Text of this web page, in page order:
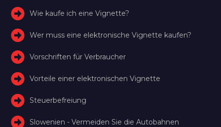
Wie kaufe ich eine Vignette?
Wer muss eine elektronische Vignette kaufen?
Vorschriften für Verbraucher
Vorteile einer elektronischen Vignette
Steuerbefreiung
Slowenien - Vermeiden Sie die Autobahnen